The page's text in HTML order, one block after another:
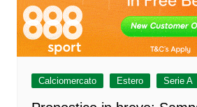
Calciomercato Estero Serie A